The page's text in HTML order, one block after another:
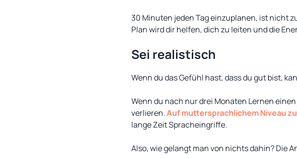
30 Minuten jeden Tag einzuplanen, ist nicht
Plan wird dir helfen, dich zu leiten und die
Sei realistisch
Wenn du das Gefühl hast, dass du gut bist,
Wenn du nach nur drei Monaten Lernen
verlieren.Auf muttersprachlichem Niveau
lange Zeit Spracheingriffe.
Also, wie gelangt man von nichts dahin? Die